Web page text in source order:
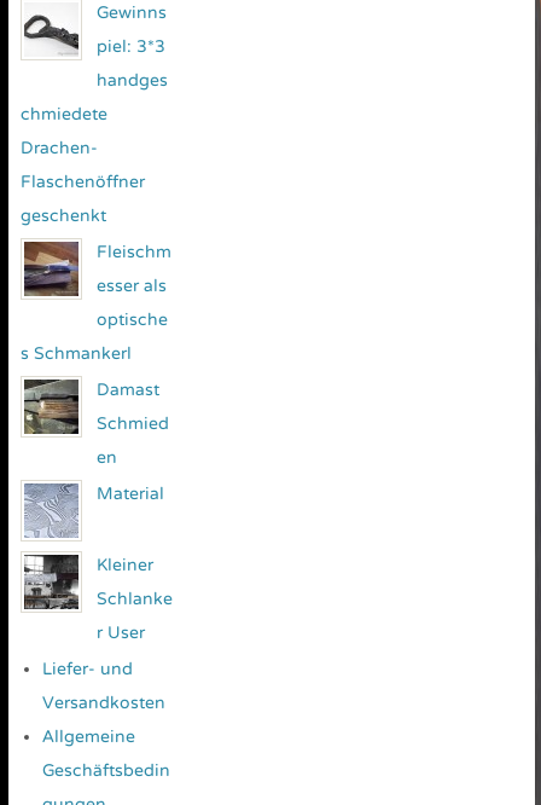
Gewinns
piel: 3*3
handges
chmiedete
Drachen-
Flaschenöffner
geschenkt
Fleischm
esser als
optische
s Schmankerl
Damast
Schmied
en
Material
Kleiner
Schlanke
r User
Liefer- und
Versandkosten
Allgemeine
Geschäftsbedin